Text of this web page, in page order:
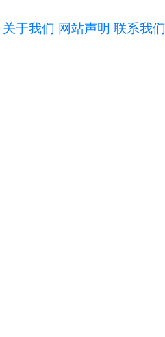
关于我们 网站声明 联系我们